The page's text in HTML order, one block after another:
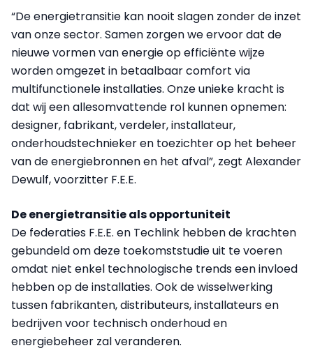
“De energietransitie kan nooit slagen zonder de inzet
van onze sector. Samen zorgen we ervoor dat de
nieuwe vormen van energie op efficiënte wijze
worden omgezet in betaalbaar comfort via
multifunctionele installaties. Onze unieke kracht is
dat wij een allesomvattende rol kunnen opnemen:
designer, fabrikant, verdeler, installateur,
onderhoudstechnieker en toezichter op het beheer
van de energiebronnen en het afval”, zegt Alexander
Dewulf, voorzitter F.E.E.
De energietransitie als opportuniteit
De federaties F.E.E. en Techlink hebben de krachten
gebundeld om deze toekomststudie uit te voeren
omdat niet enkel technologische trends een invloed
hebben op de installaties. Ook de wisselwerking
tussen fabrikanten, distributeurs, installateurs en
bedrijven voor technisch onderhoud en
energiebeheer zal veranderen.